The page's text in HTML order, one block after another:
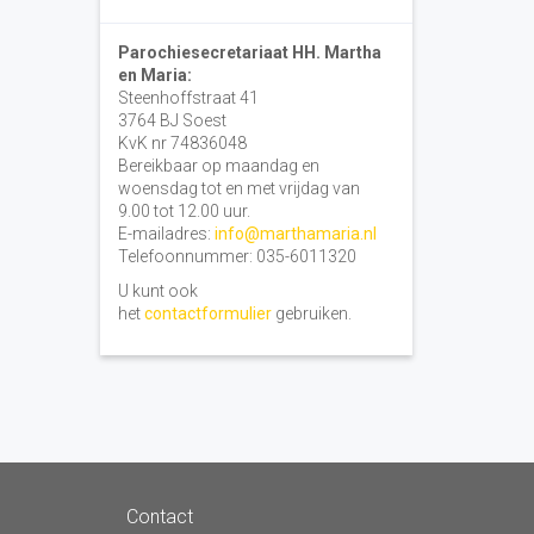
Parochiesecretariaat HH. Martha
en Maria:
Steenhoffstraat 41
3764 BJ Soest
KvK nr 74836048
Bereikbaar op maandag en
woensdag tot en met vrijdag van
9.00 tot 12.00 uur.
E-mailadres: info@marthamaria.nl
Telefoonnummer: 035-6011320
U kunt ook
hetcontactformuliergebruiken.
Contact